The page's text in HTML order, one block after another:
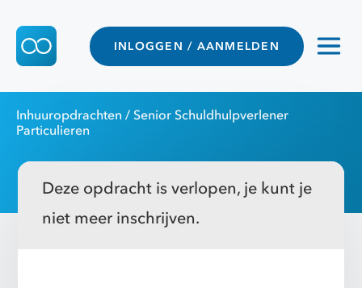
INLOGGEN / AANMELDEN
Inhuuropdrachten / Senior Schuldhulpverlener
Particulieren
Deze opdracht is verlopen, je kunt je
niet meer inschrijven.